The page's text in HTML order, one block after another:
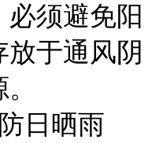
须避免阳
于通风阴
日晒雨